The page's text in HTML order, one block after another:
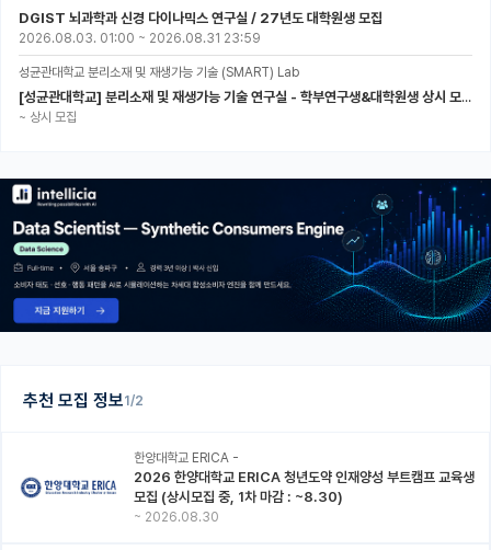
추천 모집 정보1/2
한양대학교 ERICA -
2026 한양대학교 ERICA 청년도약 인재양성 부트캠프 교육생
모집 (상시모집 중, 1차 마감 : ~8.30)
~ 2026.08.30
DGIST 뇌과학과 신경 다이나믹스 연구실 / 27년도 대학원생 모집
2026.08.03. 01:00 ~ 2026.08.31 23:59
성균관대학교 분리소재 및 재생가능 기술 (SMART) Lab
[성균관대학교] 분리소재 및 재생가능 기술 연구실 - 학부연구생&대학원생 상시 모집 (미래에너지공학과)
~ 상시 모집